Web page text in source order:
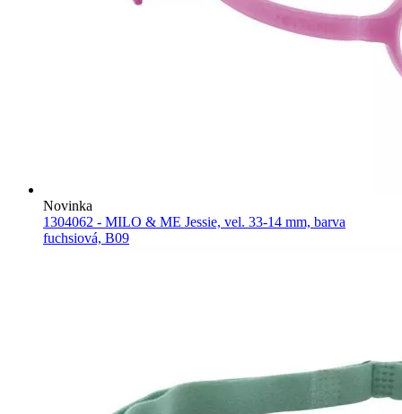
Novinka
1304062 - MILO & ME Jessie, vel. 33-14 mm, barva
fuchsiová, B09